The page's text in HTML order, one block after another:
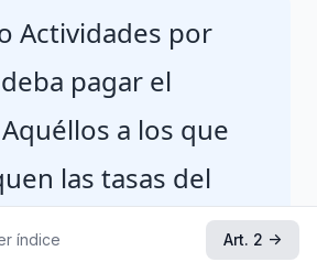
Actividades por
pagar el
a los que
las tasas del
las que se refiere
índice Art. 2 →